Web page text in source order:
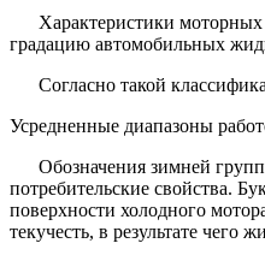
Характеристики моторных
градацию автомобильных
Согласно такой
Усредненные диапазоны
Обозначения зимней
потребительские свойства.
поверхности холодного
текучесть, в результате чего